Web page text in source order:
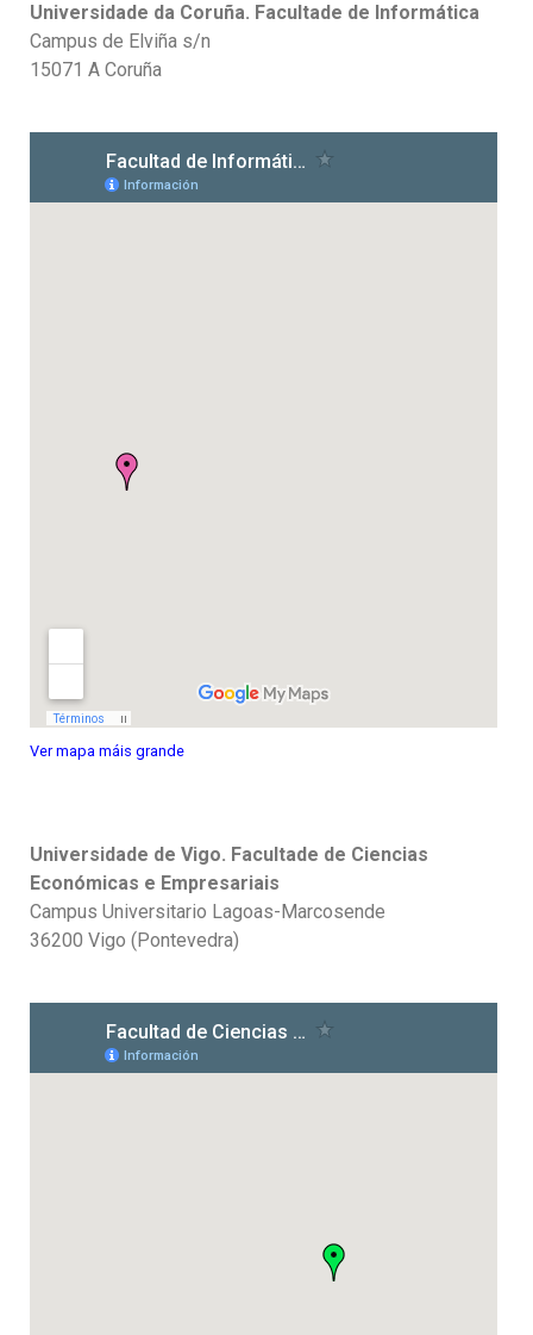
Universidade da Coruña. Facultade de Informática
Campus de Elviña s/n
15071 A Coruña
Ver mapa máis grande
Universidade de Vigo. Facultade de Ciencias
Económicas e Empresariais
Campus Universitario Lagoas-Marcosende
36200 Vigo (Pontevedra)